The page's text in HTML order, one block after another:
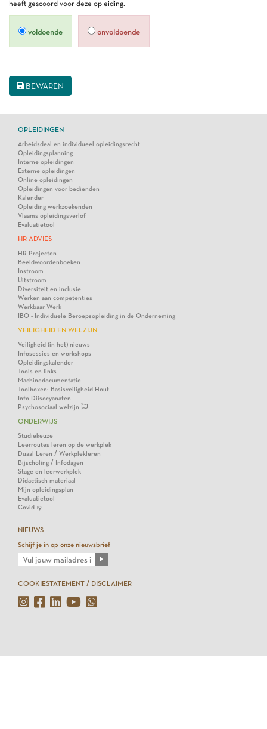
heeft gescoord voor deze opleiding.
voldoende onvoldoende
BEWAREN
OPLEIDINGEN
Arbeidsdeal en individueel opleidingsrecht
Opleidingsplanning
Interne opleidingen
Externe opleidingen
Online opleidingen
Opleidingen voor bedienden
Kalender
Opleiding werkzoekenden
Vlaams opleidingsverlof
Evaluatietool
HR ADVIES
HR Projecten
Beeldwoordenboeken
Instroom
Uitstroom
Diversiteit en inclusie
Werken aan competenties
Werkbaar Werk
IBO - Individuele Beroepsopleiding in de Onderneming
VEILIGHEID EN WELZIJN
Veiligheid (in het) nieuws
Infosessies en workshops
Opleidingskalender
Tools en links
Machinedocumentatie
Toolboxen: Basisveiligheid Hout
Info Diisocyanaten
Psychosociaal welzijn
ONDERWIJS
Studiekeuze
Leerroutes leren op de werkplek
Duaal Leren / Werkplekleren
Bijscholing / Infodagen
Stage en leerwerkplek
Didactisch materiaal
Mijn opleidingsplan
Evaluatietool
Covid-19
NIEUWS
Schijf je in op onze nieuwsbrief
COOKIESTATEMENT / DISCLAIMER